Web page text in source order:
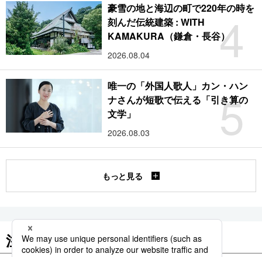
4
豪雪の地と海辺の町で220年の時を
刻んだ伝統建築 : WITH
KAMAKURA（鎌倉・長谷）
2026.08.04
5
唯一の「外国人歌人」カン・ハン
ナさんが短歌で伝える「引き算の
文学」
2026.08.03
もっと見る
注目のキーワード